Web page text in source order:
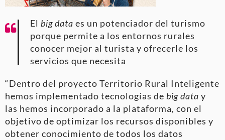
El big data es un potenciador del turismo
porque permite a los entornos rurales
conocer mejor al turista y ofrecerle los
servicios que necesita
“Dentro del proyecto Territorio Rural Inteligente
hemos implementado tecnologías de big data y
las hemos incorporado a la plataforma, con el
objetivo de optimizar los recursos disponibles y
obtener conocimiento de todos los datos